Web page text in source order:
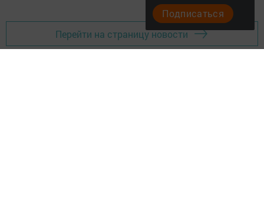
Перейти на страницу новости
Подписаться